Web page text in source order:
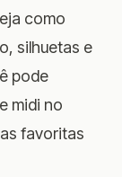
como
silhuetas e
pode
midi no
favoritas